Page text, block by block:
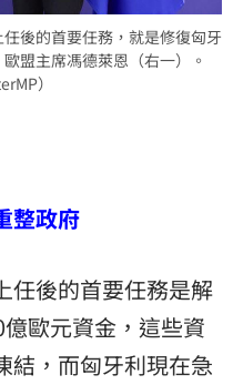
後的首要任務，就是修復匈牙
盟主席馮德萊恩（右一）。
）
整政府
任後的首要任務是解
歐元資金，這些資
結，而匈牙利現在急